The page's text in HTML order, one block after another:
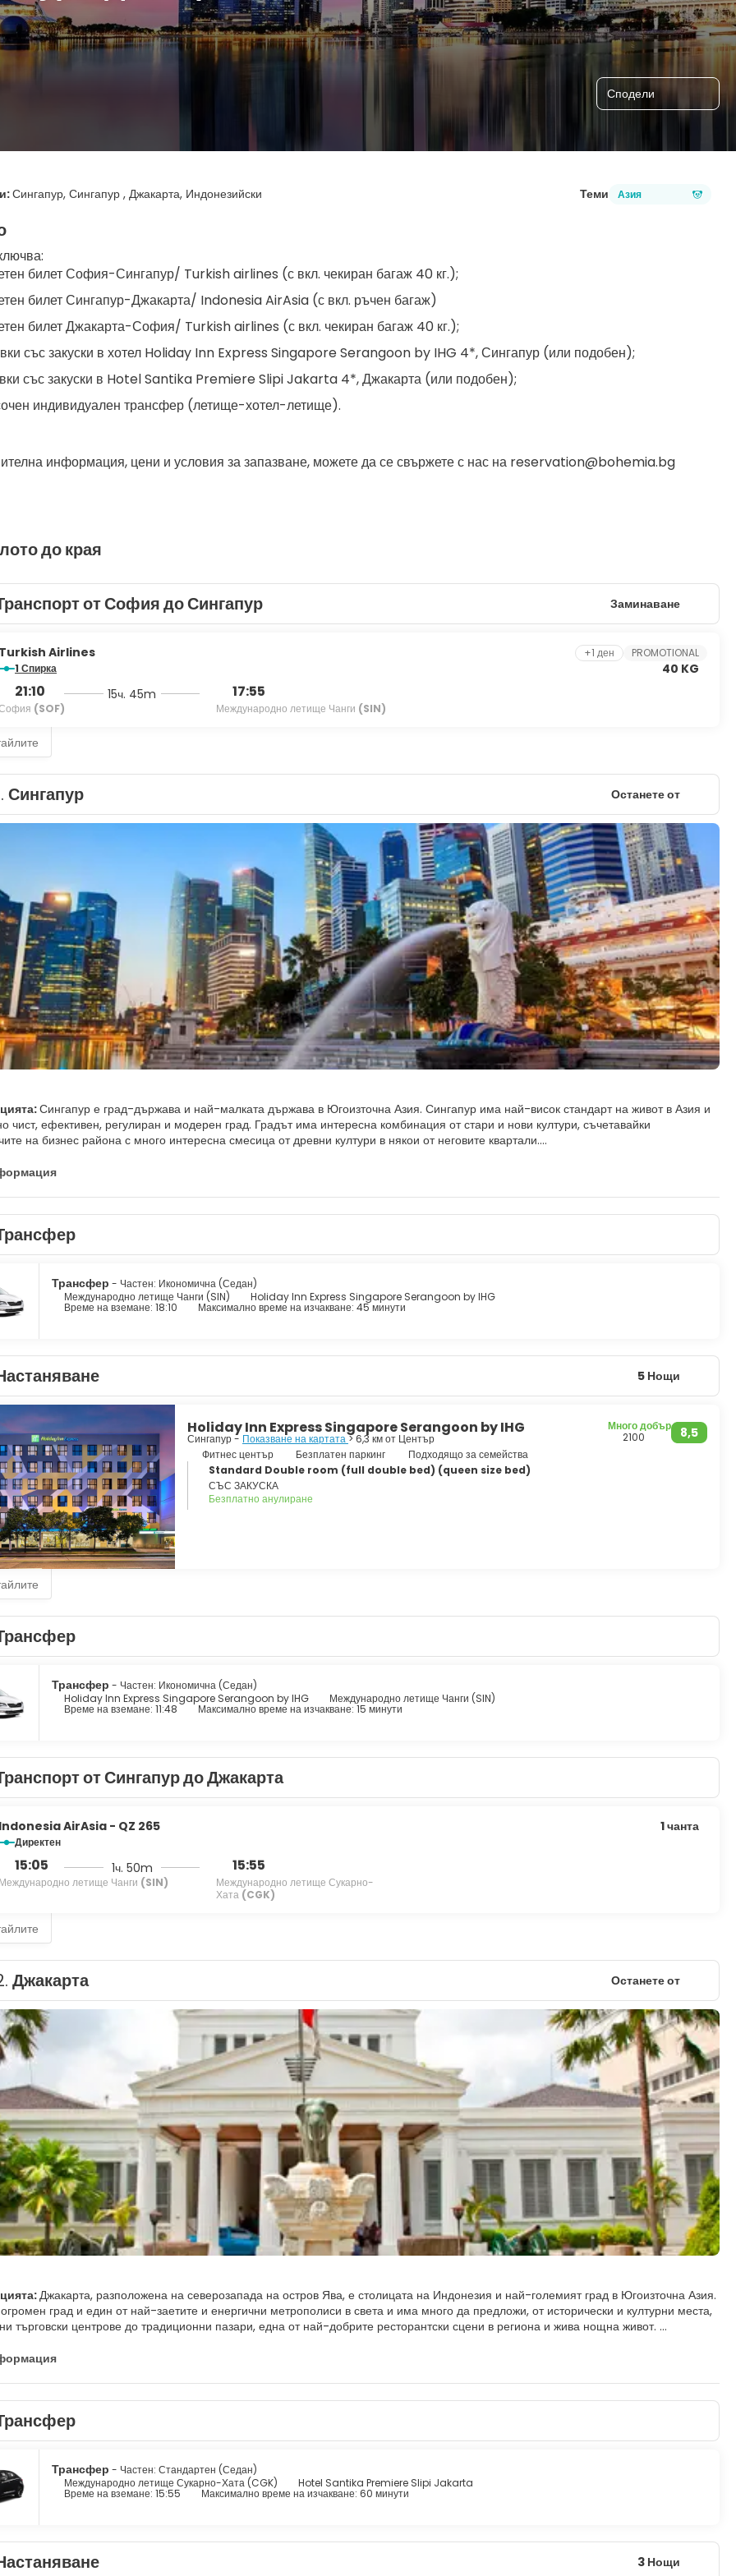
Сподели
Сингапур, Сингапур , Джакарта, Индонезийски Теми Азия
билет София-Сингапур/ Turkish airlines (с вкл. чекиран багаж 40 кг.);
билет Сингапур-Джакарта/ Indonesia AirAsia (с вкл. ръчен багаж)
билет Джакарта-София/ Turkish airlines (с вкл. чекиран багаж 40 кг.);
със закуски в хотел Holiday Inn Express Singapore Serangoon by IHG 4*, Сингапур (или подобен);
със закуски в Hotel Santika Premiere Slipi Jakarta 4*, Джакарта (или подобен);
индивидуален трансфер (летище-хотел-летище).
информация, цени и условия за запазване, можете да се свържете с нас на reservation@bohemia.bg
до края
от София до Сингапур Заминаване
Turkish Airlines
1 Спирка
21:10
(SOF)
15ч. 45m 17:55
Международно летище Чанги (SIN)
+1 ден PROMOTIONAL
40 KG
Сингапур Останете от
Сингапур е град-държава и най-малката държава в Югоизточна Азия. Сингапур има най-висок стандарт на живот в Азия и
чист, ефективен, регулиран и модерен град. Градът има интересна комбинация от стари и нови култури, съчетавайки
на бизнес района с много интересна смесица от древни култури в някои от неговите квартали.
включват превъзходна градина с орхидеи, която е красиво озеленена и има голямо разнообразие от орхидеи. Merlion е може
очарователни етнически райони като Малката Индия, Арабската улица, Чайнатаун и Гейланг. Тези райони определено си
ако искате да се докоснете до истинска сингапурска култура. Други атракции включват музеи от световна класа,
цветни магазини, Марина Бей и тучни паркове. Освен пазаруването, Сингапур има страхотна храна. Тъй като е дом на
групи, Сингапур е създал чудесна комбинация от вкусове и текстури в тяхната кухня.
един от най-оживените и модерни градове в Азия с тропически климат, с вкусна храна, добро пазаруване и оживен нощен живот,
Трансфер - Частен: Икономична (Седан)
Международно летище Чанги (SIN)
Holiday Inn Express Singapore Serangoon by IHG
Време на вземане: 18:10 Максимално време на изчакване: 45 минути
5 Нощи
Holiday Inn Express Singapore Serangoon by IHG
Сингапур - Показване на картата> 6,3 км от Център 8,5
Много добър
2100
Фитнес център
Безплатен паркинг
Подходящо за семейства
Standard Double room (full double bed) (queen size bed)
СЪС ЗАКУСКА
Безплатно анулиране
Трансфер - Частен: Икономична (Седан)
Holiday Inn Express Singapore Serangoon by IHG
Международно летище Чанги (SIN)
Време на вземане: 11:48 Максимално време на изчакване: 15 минути
от Сингапур до Джакарта
Indonesia AirAsia - QZ 265
Директен
15:05
Международно летище Чанги (SIN)
1ч. 50m 15:55
Международно летище Сукарно-
Хата (CGK)
1 чанта
Джакарта Останете от
Джакарта, разположена на северозапада на остров Ява, е столицата на Индонезия и най-големият град в Югоизточна Азия.
град и един от най-заетите и енергични метрополиси в света и има много да предложи, от исторически и културни места,
търговски центрове до традиционни пазари, една от най-добрите ресторантски сцени в региона и жива нощна живот.
власт. Сгради, демонстриращи холандска архитектура, все още стоят около площад Фатахила, повечето от които
Кафе Батавия, което датира от 1805 година, е известен ресторант с бароков декор, гледащ към площад Фатахила.
на Джакарта има малки острови, наречени Кепулауан Серибу, или Хилядите острови. Те са част от градската
на Северна Джакарта и са перфектното място за бягство от градския живот.
от пазаруване, вълнуващата нощна живот, историческите места и голямото разнообразие от възможности за хранене правят
вълнуващо и различно изживяване.
Трансфер - Частен: Стандартен (Седан)
Международно летище Сукарно-Хата (CGK)
Hotel Santika Premiere Slipi Jakarta
Време на вземане: 15:55 Максимално време на изчакване: 60 минути
3 Нощи